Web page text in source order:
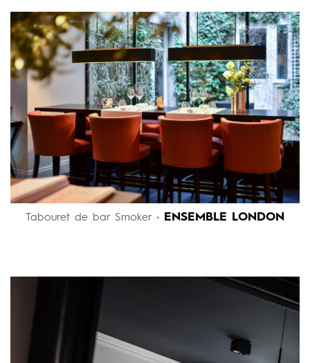
Tabouret de bar Smoker • ENSEMBLE LONDON